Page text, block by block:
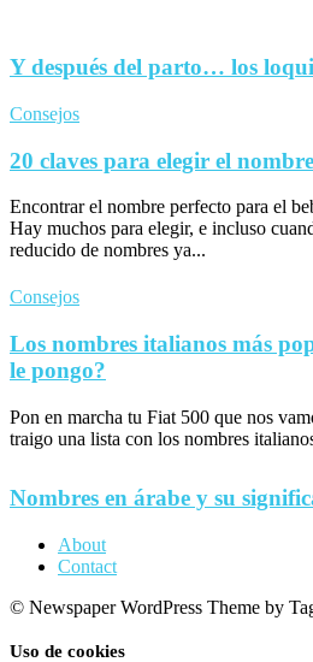
Y después del parto… los
Consejos
20 claves para elegir el
Encontrar el nombre perfecto para el
Hay muchos para elegir, e incluso
reducido de nombres ya...
Consejos
Los nombres italianos más
le pongo?
Pon en marcha tu Fiat 500 que nos
traigo una lista con los nombres
Nombres en árabe y su
About
Contact
© Newspaper WordPress Theme by
Uso de cookies